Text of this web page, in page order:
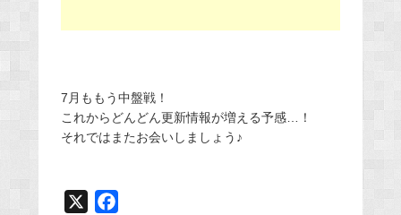
7月ももう中盤戦！
これからどんどん更新情報が増える予感…！
それではまたお会いしましょう♪